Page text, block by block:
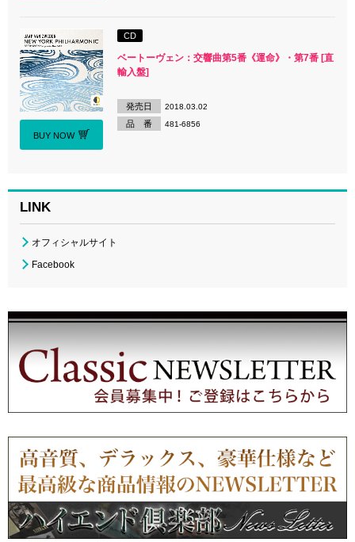
BUY NOW
CD
ベートーヴェン：交響曲第5番《運命》・第7番 [直
輸入盤]
発売日 2018.03.02
品 番 481-6856
LINK
オフィシャルサイト
Facebook